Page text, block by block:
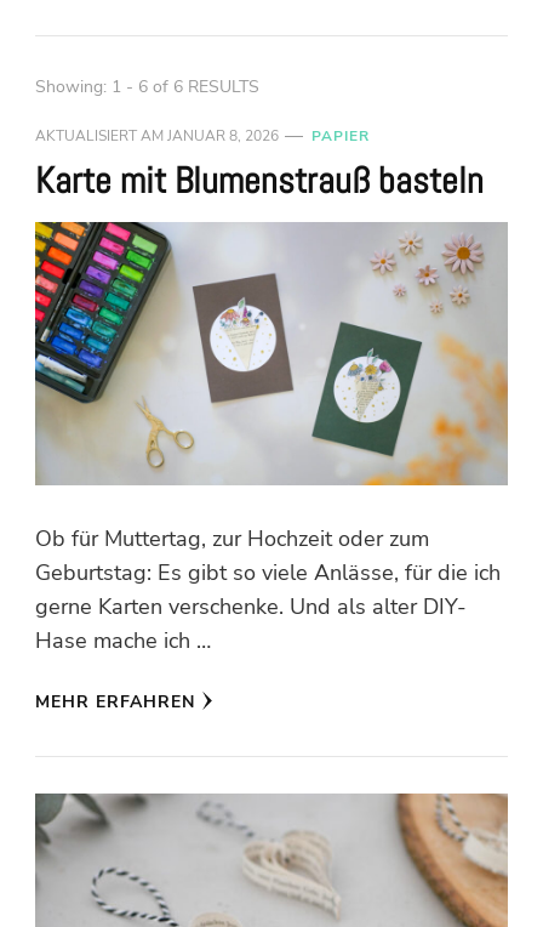
Showing: 1 - 6 of 6 RESULTS
AKTUALISIERT AM JANUAR 8, 2026 PAPIER
Karte mit Blumenstrauß basteln
Ob für Muttertag, zur Hochzeit oder zum
Geburtstag: Es gibt so viele Anlässe, für die ich
gerne Karten verschenke. Und als alter DIY-
Hase mache ich …
MEHR ERFAHREN